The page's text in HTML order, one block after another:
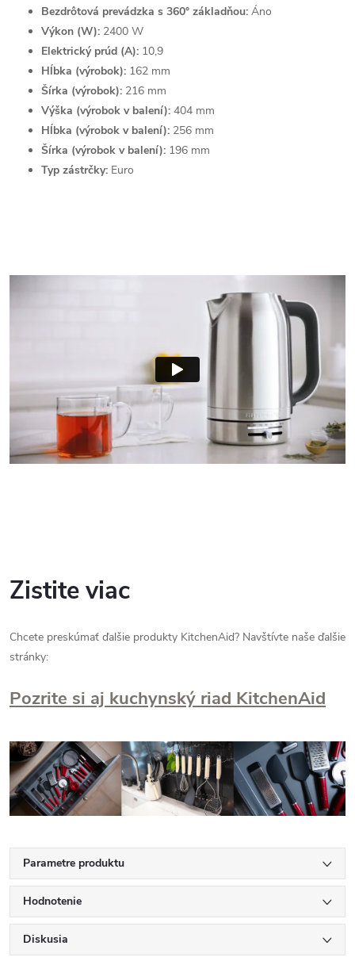
Bezdrôtová prevádzka s 360° základňou: Áno
Výkon (W): 2400 W
Elektrický prúd (A): 10,9
Hĺbka (výrobok): 162 mm
Šírka (výrobok): 216 mm
Výška (výrobok v balení): 404 mm
Hĺbka (výrobok v balení): 256 mm
Šírka (výrobok v balení): 196 mm
Typ zástrčky: Euro
Zistite viac
Chcete preskúmať ďalšie produkty KitchenAid? Navštívte naše ďalšie
stránky:
Pozrite si aj kuchynský riad KitchenAid
Parametre produktu
Hodnotenie
Diskusia